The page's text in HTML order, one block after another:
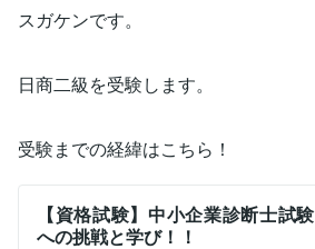
スガケンです。
日商二級を受験します。
受験までの経緯はこちら！
【資格試験】中小企業診断士試験
への挑戦と学び！！